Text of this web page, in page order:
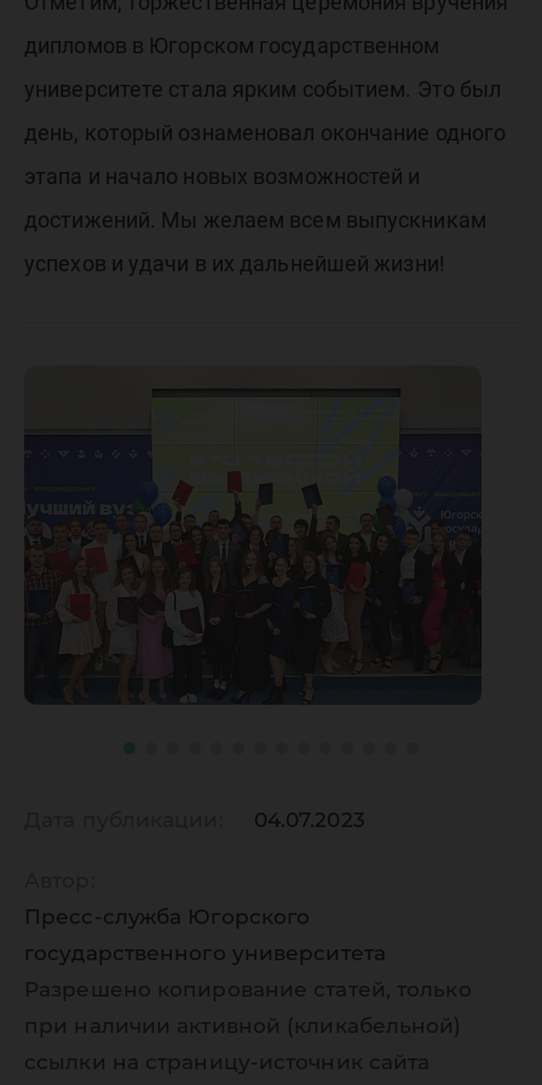
дипломов в Югорском государственном
университете стала ярким событием. Это был
день, который ознаменовал окончание одного
этапа и начало новых возможностей и
достижений. Мы желаем всем выпускникам
успехов и удачи в их дальнейшей жизни!
04.07.2023
Пресс-служба Югорского
государственного университета
Разрешено копирование статей, только
при наличии активной (кликабельной)
ссылки на страницу-источник сайта